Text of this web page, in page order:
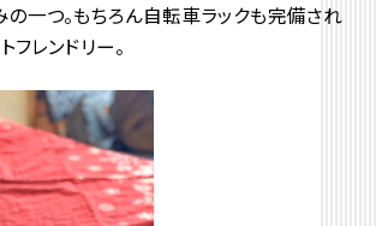
一つ。もちろん自転車ラックも完備され
フレンドリー。